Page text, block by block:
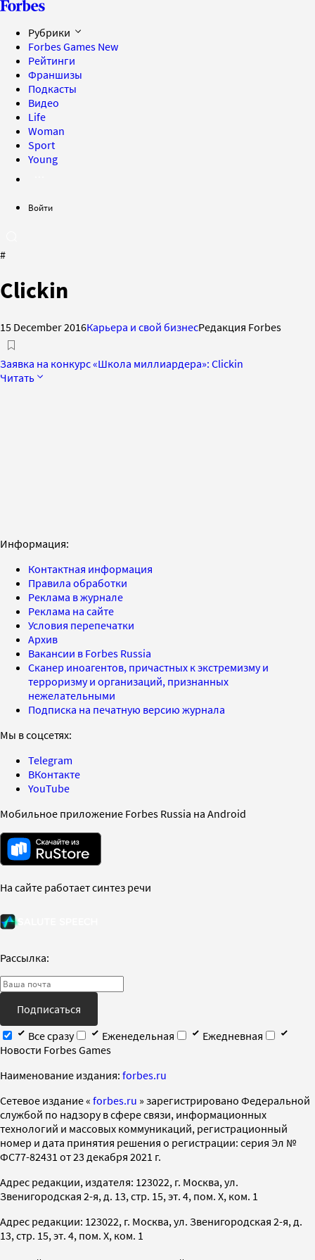
Рубрики
Forbes Games New
Рейтинги
Франшизы
Подкасты
Видео
Life
Woman
Sport
Young
Войти
#
Clickin
15 December 2016Карьера и свой бизнесРедакция Forbes
Заявка на конкурс «Школа миллиардера»: Clickin
Читать
Информация:
Контактная информация
Правила обработки
Реклама в журнале
Реклама на сайте
Условия перепечатки
Архив
Вакансии в Forbes Russia
Сканер иноагентов, причастных к экстремизму и
терроризму и организаций, признанных
нежелательными
Подписка на печатную версию журнала
Мы в соцсетях:
Telegram
ВКонтакте
YouTube
Мобильное приложение Forbes Russia на Android
На сайте работает синтез речи
Рассылка:
Подписаться
Все сразу
Еженедельная
Ежедневная
Новости Forbes Games
Наименование издания: forbes.ru
Cетевое издание « forbes.ru » зарегистрировано Федеральной
службой по надзору в сфере связи, информационных
технологий и массовых коммуникаций, регистрационный
номер и дата принятия решения о регистрации: серия Эл №
ФС77-82431 от 23 декабря 2021 г.
Адрес редакции, издателя: 123022, г. Москва, ул.
Звенигородская 2-я, д. 13, стр. 15, эт. 4, пом. X, ком. 1
Адрес редакции: 123022, г. Москва, ул. Звенигородская 2-я, д.
13, стр. 15, эт. 4, пом. X, ком. 1